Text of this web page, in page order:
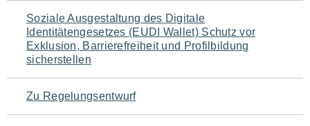
Navigation
für
den
Seiteninhalt
Soziale Ausgestaltung des Digitale
Identitätengesetzes (EUDI Wallet) Schutz vor
Exklusion, Barrierefreiheit und Profilbildung
sicherstellen
Zu Regelungsentwurf